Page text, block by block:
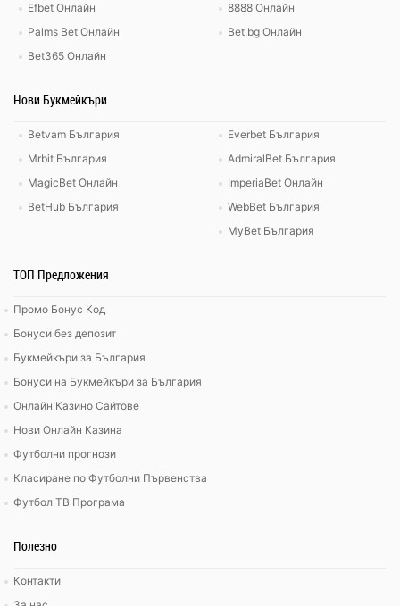
Efbet Онлайн
Palms Bet Онлайн
Bet365 Онлайн
8888 Онлайн
Bet.bg Онлайн
Нови Букмейкъри
Betvam България
Mrbit България
MagicBet Онлайн
BetHub България
Everbet България
AdmiralBet България
ImperiaBet Онлайн
WebBet България
MyBet България
ТОП Предложения
Промо Бонус Код
Бонуси без депозит
Букмейкъри за България
Бонуси на Букмейкъри за България
Онлайн Казино Сайтове
Нови Онлайн Казина
Футболни прогнози
Класиране по Футболни Първенства
Футбол ТВ Програма
Полезно
Контакти